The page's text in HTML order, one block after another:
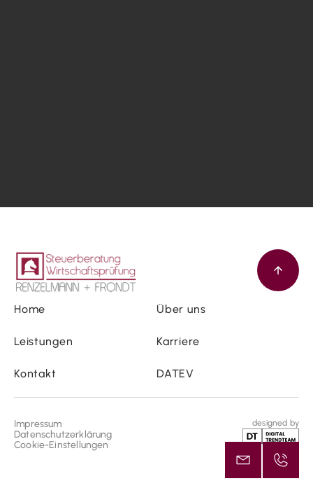
Home Über uns
Leistungen Karriere
Kontakt DATEV
Impressum
Datenschutzerklärung
Cookie-Einstellungen
designed by